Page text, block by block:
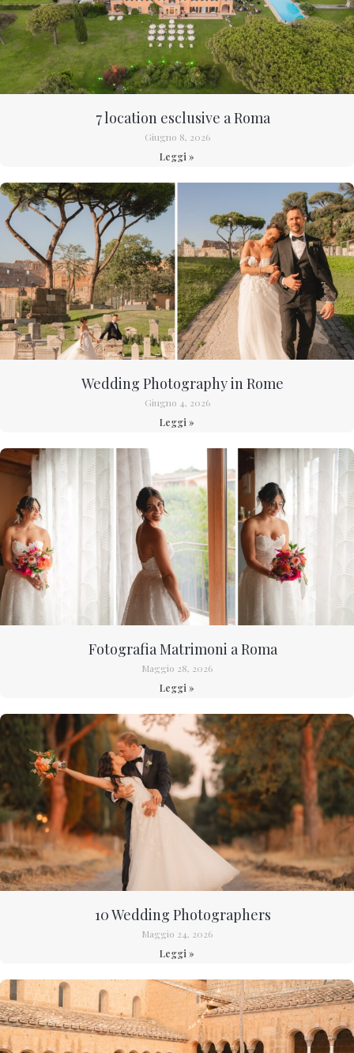
7 location esclusive a Roma
Giugno 8, 2026
Leggi »
Wedding Photography in Rome
Giugno 4, 2026
Leggi »
Fotografia Matrimoni a Roma
Maggio 28, 2026
Leggi »
10 Wedding Photographers
Maggio 24, 2026
Leggi »